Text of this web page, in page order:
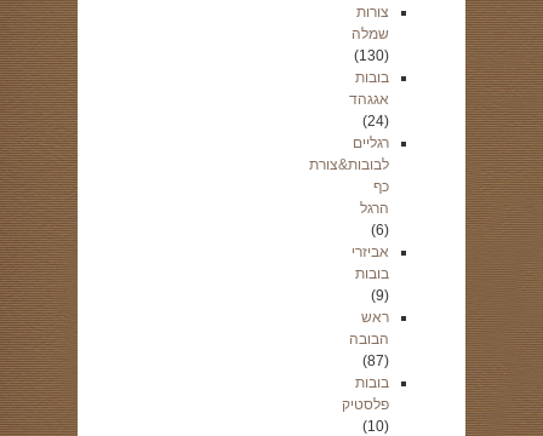
צורות
שמלה
(130)
בובות
אגגהד
(24)
רגליים
לבובות&צורת
כף
הרגל
(6)
אביזרי
בובות
(9)
ראש
הבובה
(87)
בובות
פלסטיק
(10)